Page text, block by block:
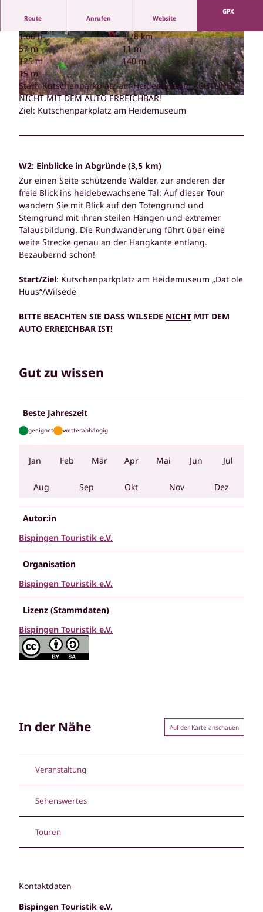
© Bispingen Touristik
© Bispingen Touristik |CC-BY-SA © Bispingen Touristik |CC-BY-SA
Route Anrufen Website
GPX
1:00 h
3,78 km
57 m
11 m
125 m
140 m
15 m
Start: Kutschenparkplatz am Heidemuseum ACHTUNG!
NICHT MIT DEM AUTO ERREICHBAR!
Ziel: Kutschenparkplatz am Heidemuseum
W2: Einblicke in Abgründe (3,5 km)
Zur einen Seite schützende Wälder, zur anderen der
freie Blick ins heidebewachsene Tal: Auf dieser Tour
wandern Sie mit Blick auf den Totengrund und
Steingrund mit ihren steilen Hängen und extremer
Talausbildung. Die Rundwanderung führt über eine
weite Strecke genau an der Hangkante entlang.
Bezaubernd schön!
Start/Ziel: Kutschenparkplatz am Heidemuseum „Dat ole
Huus“/Wilsede
BITTE BEACHTEN SIE DASS WILSEDE NICHT MIT DEM
AUTO ERREICHBAR IST!
Gut zu wissen
Beste Jahreszeit
geeignet wetterabhängig
Jan Feb Mär Apr Mai Jun Jul
Aug Sep Okt Nov Dez
Autor:in
Bispingen Touristik e.V.
Organisation
Bispingen Touristik e.V.
Lizenz (Stammdaten)
Bispingen Touristik e.V.
In der Nähe Auf der Karte anschauen
Veranstaltung
Sehenswertes
Touren
Kontaktdaten
Bispingen Touristik e.V.